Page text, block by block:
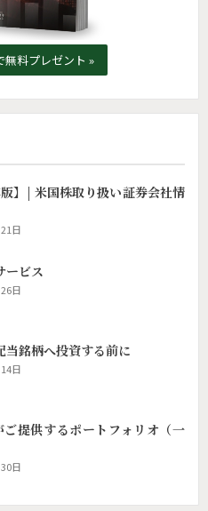
無料プレゼント »
版】| 米国株取り扱い証券会社情
日
ービス
日
当銘柄へ投資する前に
日
提供するポートフォリオ（一
日